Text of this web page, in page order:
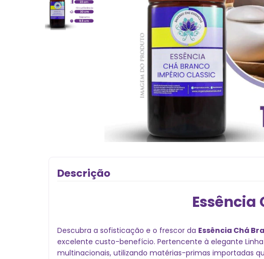
Descrição
Essência
Descubra a sofisticação e o frescor da Essência Chá
excelente custo-benefício. Pertencente à elegante
multinacionais, utilizando matérias-primas importadas